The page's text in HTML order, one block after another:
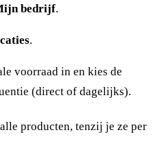
bedrijf.
.
voorraad in en kies de
(direct of dagelijks).
producten, tenzij je ze per